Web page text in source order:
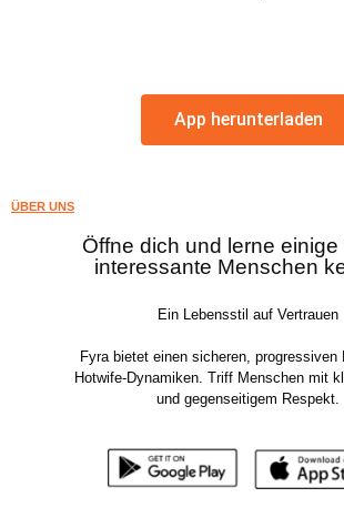
App herunterladen
ÜBER UNS
Öffne dich und lerne einige
interessante Menschen
Ein Lebensstil auf Vertrauen
Fyra bietet einen sicheren, progressiven
Hotwife-Dynamiken. Triff Menschen mit
und gegenseitigem Respekt.